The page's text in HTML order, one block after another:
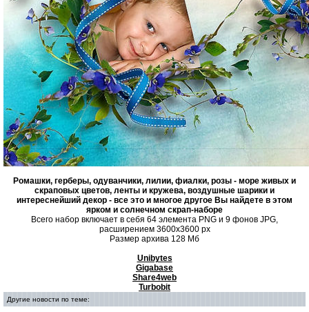
Ромашки, герберы, одуванчики, лилии, фиалки, розы - море живых и
скраповых цветов, ленты и кружева, воздушные шарики и
интереснейший декор - все это и многое другое Вы найдете в этом
ярком и солнечном скрап-наборе
Всего набор включает в себя 64 элемента PNG и 9 фонов JPG,
расширением 3600х3600 рх
Размер архива 128 Мб
Unibytes
Gigabase
Share4web
Turbobit
Другие новости по теме: